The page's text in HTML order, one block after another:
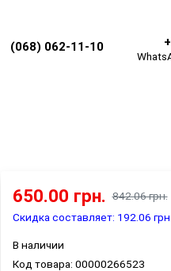
(068) 062-11-10
650.00 грн. 842.06 грн.
Скидка составляет: 192.06 грн.
В наличии
Код товара: 00000266523